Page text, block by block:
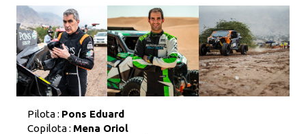
Pilota : Pons Eduard
Copilota : Mena Oriol